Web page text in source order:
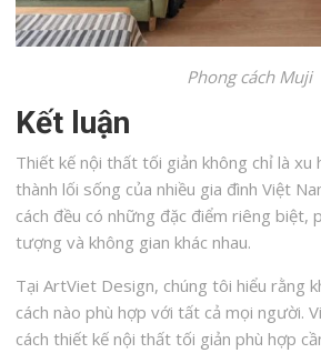
Phong cách Muji
Kết luận
Thiết kế nội thất tối giản không chỉ là
thành lối sống của nhiều gia đình Việt
cách đều có những đặc điểm riêng biệt,
tượng và không gian khác nhau.
Tại ArtViet Design, chúng tôi hiểu rằng
cách nào phù hợp với tất cả mọi người.
cách thiết kế nội thất tối giản phù hợp